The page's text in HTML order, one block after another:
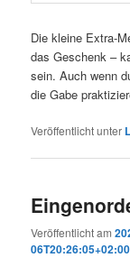
Die kleine Extra-
das Geschenk –
sein. Auch wenn
die Gabe
Veröffentlicht unter
Veröffentlicht am